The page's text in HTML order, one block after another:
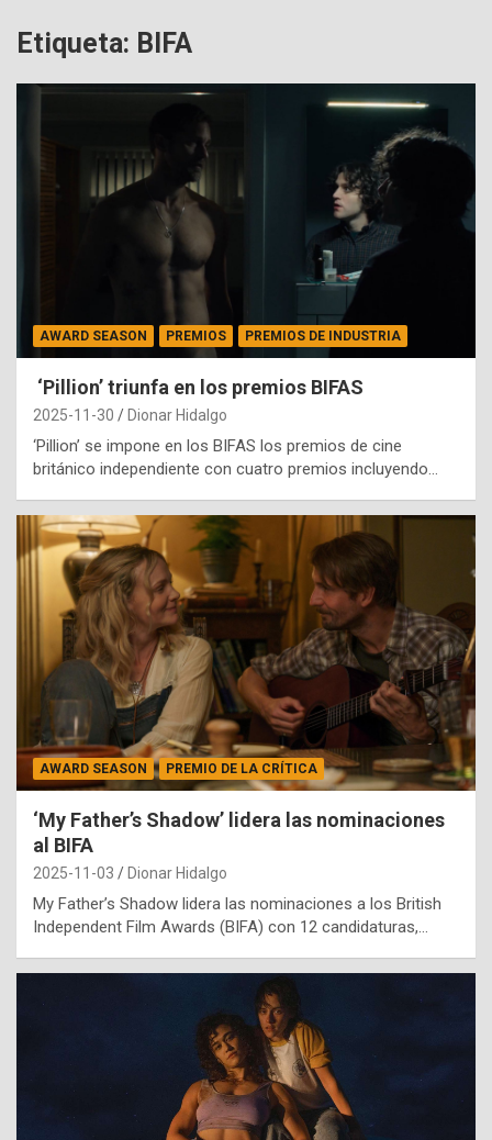
Etiqueta: BIFA
AWARD SEASON PREMIOS PREMIOS DE INDUSTRIA
‘Pillion’ triunfa en los premios BIFAS
2025-11-30 Dionar Hidalgo
‘Pillion’ se impone en los BIFAS los premios de cine
británico independiente con cuatro premios incluyendo…
AWARD SEASON PREMIO DE LA CRÍTICA
‘My Father’s Shadow’ lidera las nominaciones
al BIFA
2025-11-03 Dionar Hidalgo
My Father’s Shadow lidera las nominaciones a los British
Independent Film Awards (BIFA) con 12 candidaturas,…